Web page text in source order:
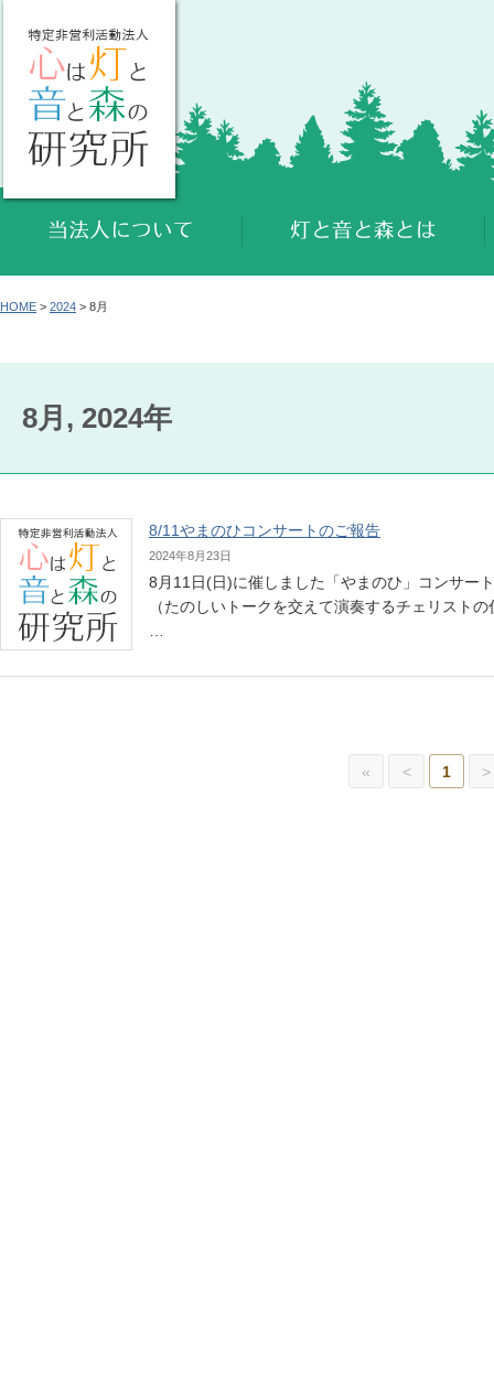
HOME > 2024 > 8月
8月, 2024年
8/11やまのひコンサートのご報告
2024年8月23日
8月11日(日)に催しました「やまのひ」コンサー
（たのしいトークを交えて演奏するチェリスト
« < 1 >